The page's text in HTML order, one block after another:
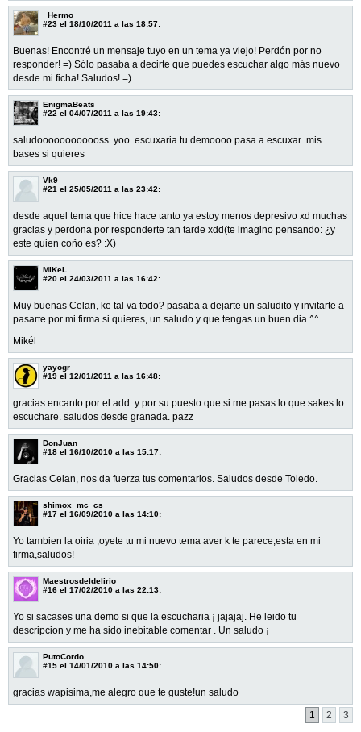
_Hermo_
#23 el 18/10/2011 a las 18:57:
Buenas! Encontré un mensaje tuyo en un tema ya viejo! Perdón por no
responder! =) Sólo pasaba a decirte que puedes escuchar algo más nuevo
desde mi ficha! Saludos! =)
EnigmaBeats
#22 el 04/07/2011 a las 19:43:
saludoooooooooooss yoo escuxaria tu demoooo pasa a escuxar mis
bases si quieres
Vk9
#21 el 25/05/2011 a las 23:42:
desde aquel tema que hice hace tanto ya estoy menos depresivo xd muchas
gracias y perdona por responderte tan tarde xdd(te imagino pensando: ¿y
este quien coño es? :X)
MiKeL.
#20 el 24/03/2011 a las 16:42:
Muy buenas Celan, ke tal va todo? pasaba a dejarte un saludito y invitarte a
pasarte por mi firma si quieres, un saludo y que tengas un buen dia ^^
Mikél
yayogr
#19 el 12/01/2011 a las 16:48:
gracias encanto por el add. y por su puesto que si me pasas lo que sakes lo
escuchare. saludos desde granada. pazz
DonJuan
#18 el 16/10/2010 a las 15:17:
Gracias Celan, nos da fuerza tus comentarios. Saludos desde Toledo.
shimox_mc_cs
#17 el 16/09/2010 a las 14:10:
Yo tambien la oiria ,oyete tu mi nuevo tema aver k te parece,esta en mi
firma,saludos!
Maestrosdeldelirio
#16 el 17/02/2010 a las 22:13:
Yo si sacases una demo si que la escucharia ¡ jajajaj. He leido tu
descripcion y me ha sido inebitable comentar . Un saludo ¡
PutoCordo
#15 el 14/01/2010 a las 14:50:
gracias wapisima,me alegro que te guste!un saludo
1
2 3